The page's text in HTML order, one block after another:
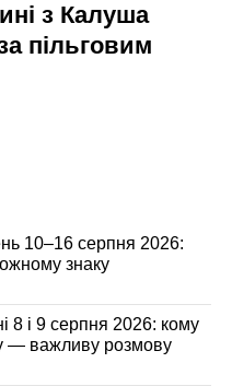
з Калуша
пільговим
10–16 серпня 2026:
знаку
8 і 9 серпня 2026: кому
— важливу розмову